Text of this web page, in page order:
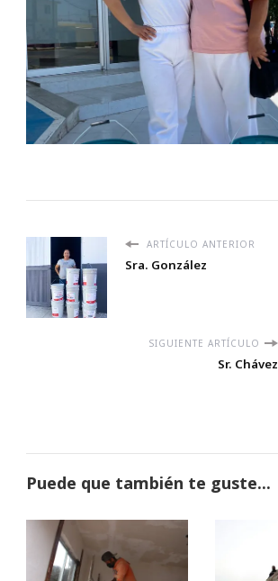
ARTÍCULO ANTERIOR
Sra. González
SIGUIENTE ARTÍCULO
Sr. Chávez
Puede que también te guste...